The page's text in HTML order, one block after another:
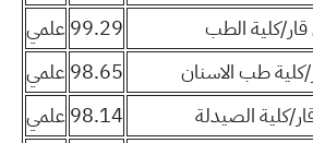
كلية الطب
99.29 علمي
طب الاسنان
98.65 علمي
كلية الصيدلة
98.14 علمي